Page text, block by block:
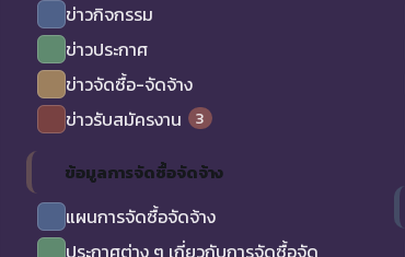
ข่าวกิจกรรม
ข่าวประกาศ
ข่าวจัดซื้อ-จัดจ้าง
ข่าวรับสมัครงาน
3
ข้อมูลการจัดซื้อจัดจ้าง
แผนการจัดซื้อจัดจ้าง
ประกาศต่าง ๆ เกี่ยวกับการจัดซื้อจัด